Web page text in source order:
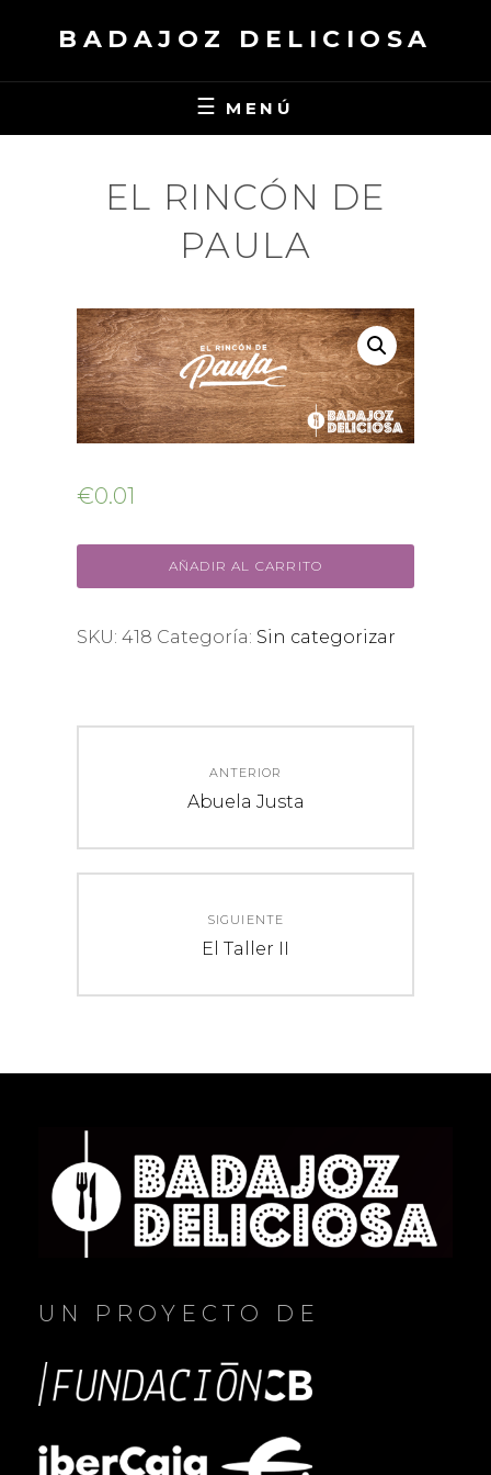
BADAJOZ DELICIOSA
MENÚ
EL RINCÓN DE
PAULA
€0.01
AÑADIR AL CARRITO
SKU: 418 Categoría: Sin categorizar
entradas
ANTERIOR
Entrada
Abuela Justa
SIGUIENTE
Entrada
El Taller II
UN PROYECTO DE